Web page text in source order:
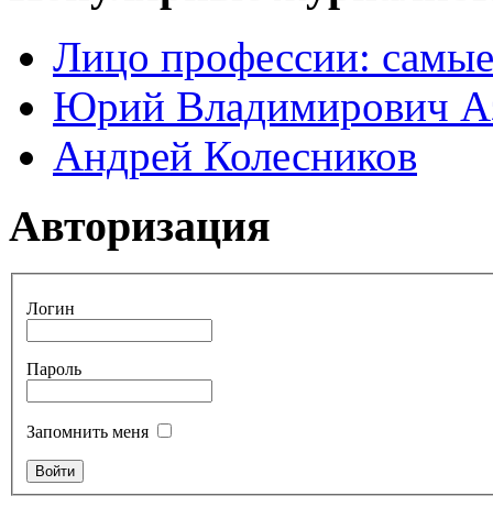
Лицо профессии:
Юрий Владимирович
Андрей Колесников
Авторизация
Логин
Пароль
Запомнить меня